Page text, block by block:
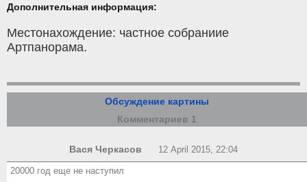
Дополнительная информация:
Местонахождение: частное собраниие
Артпанорама.
Обсуждение картины
Комментариев 1
Вася Черкасов 12 April 2015, 22:04
20000 год еще не наступил